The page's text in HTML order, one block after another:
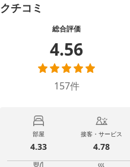
クチコミ
総合評価
4.56
157件
部屋
4.33
接客・サービス
4.78